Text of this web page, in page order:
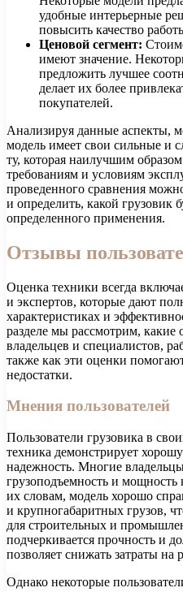
удобные интерьерные
повысить качество
Ценовой сегмент:
имеют значение.
предложить лучшее
делает их более
покупателей.
Анализируя данные аспекты,
модель имеет свои сильные и
ту, которая наилучшим
требованиям и условиям
проведенного сравнения
и определить, какой грузовик
определенного применения.
Отзывы
Оценка техники всегда
и экспертов, которые дают
характеристиках и
разделе мы рассмотрим, какие
владельцев и специалистов,
также как эти оценки
недостатки.
Мнения пользователей
Пользователи грузовика в
техника демонстрирует
надежность. Многие
грузоподъемность и
их словам, модель хорошо
и крупногабаритных грузов,
для строительных и
подчеркивается прочность и
позволяет снижать затраты
Однако некоторые